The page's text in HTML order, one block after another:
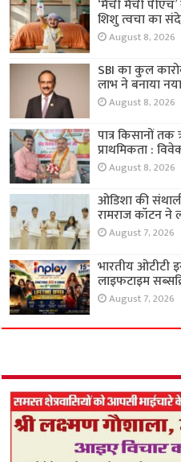
‘मैची मैची
शिशु त्वचा का
August 8, 2026
SBI का कुल
लाभ ने बनाया
August 8, 2026
पात्र किसानों
प्राथमिकता :
August 8, 2026
ओडिशा की
रामराज कॉटन ने
August 7, 2026
भारतीय ओटीटी
लाइफटाइम
August 7, 2026